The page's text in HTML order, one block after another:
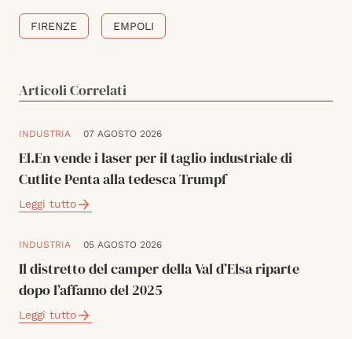
FIRENZE EMPOLI
Articoli Correlati
INDUSTRIA 07 AGOSTO 2026
El.En vende i laser per il taglio industriale di
Cutlite Penta alla tedesca Trumpf
Leggi tutto
INDUSTRIA 05 AGOSTO 2026
Il distretto del camper della Val d’Elsa riparte
dopo l’affanno del 2025
Leggi tutto